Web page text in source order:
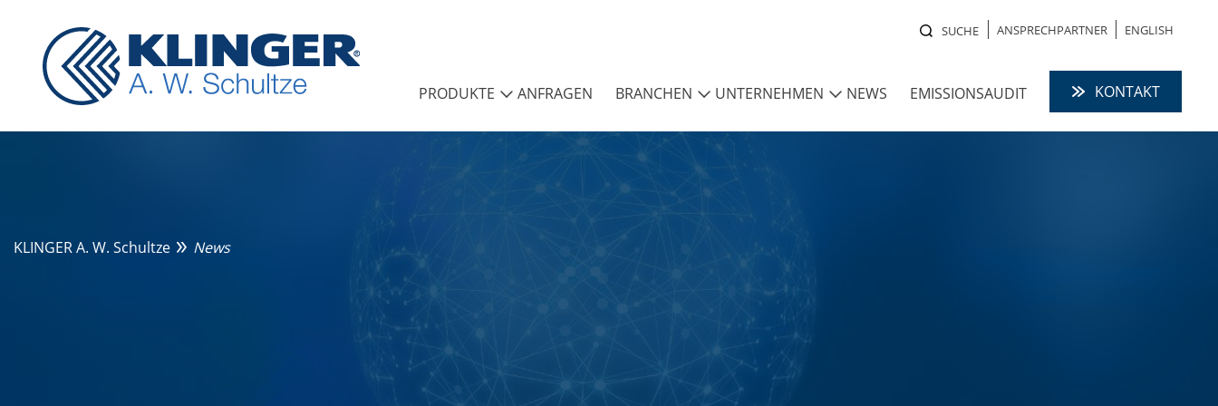
SUCHE ANSPRECHPARTNER ENGLISH
PRODUKTE ANFRAGEN BRANCHEN UNTERNEHMEN NEWS EMISSIONSAUDIT KONTAKT
KLINGER A. W. Schultze News